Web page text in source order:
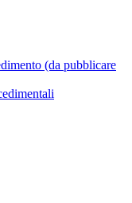
(da pubblicare